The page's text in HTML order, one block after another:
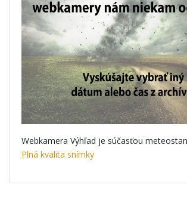
Webkamera Výhľad je súčasťou
Plná kvalita snímky